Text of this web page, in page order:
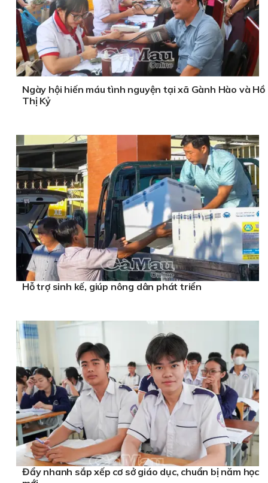
Ngày hội hiến máu tình nguyện tại xã Gành Hào và Hồ
Thị Kỷ
Hỗ trợ sinh kế, giúp nông dân phát triển
Đẩy nhanh sắp xếp cơ sở giáo dục, chuẩn bị năm học